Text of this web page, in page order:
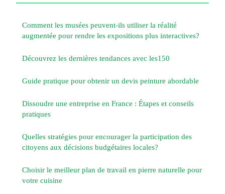
Comment les musées peuvent-ils utiliser la réalité
augmentée pour rendre les expositions plus interactives?
Découvrez les dernières tendances avec les150
Guide pratique pour obtenir un devis peinture abordable
Dissoudre une entreprise en France : Étapes et conseils
pratiques
Quelles stratégies pour encourager la participation des
citoyens aux décisions budgétaires locales?
Choisir le meilleur plan de travail en pierre naturelle pour
votre cuisine